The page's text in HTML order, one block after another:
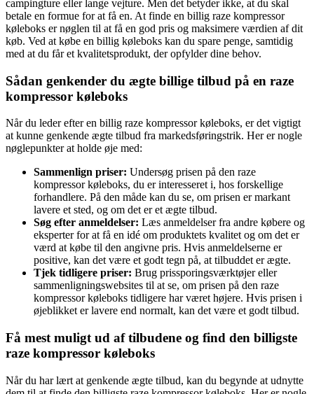
campingture eller lange vejture. Men det betyder ikke, at du skal
betale en formue for at få en. At finde en billig raze kompressor
køleboks er nøglen til at få en god pris og maksimere værdien af dit
køb. Ved at købe en billig køleboks kan du spare penge, samtidig
med at du får et kvalitetsprodukt, der opfylder dine behov.
Sådan genkender du ægte billige tilbud på en raze
kompressor køleboks
Når du leder efter en billig raze kompressor køleboks, er det vigtigt
at kunne genkende ægte tilbud fra markedsføringstrik. Her er nogle
nøglepunkter at holde øje med:
Sammenlign priser: Undersøg prisen på den raze
kompressor køleboks, du er interesseret i, hos forskellige
forhandlere. På den måde kan du se, om prisen er markant
lavere et sted, og om det er et ægte tilbud.
Søg efter anmeldelser: Læs anmeldelser fra andre købere og
eksperter for at få en idé om produktets kvalitet og om det er
værd at købe til den angivne pris. Hvis anmeldelserne er
positive, kan det være et godt tegn på, at tilbuddet er ægte.
Tjek tidligere priser: Brug prissporingsværktøjer eller
sammenligningswebsites til at se, om prisen på den raze
kompressor køleboks tidligere har været højere. Hvis prisen i
øjeblikket er lavere end normalt, kan det være et godt tilbud.
Få mest muligt ud af tilbudene og find den billigste
raze kompressor køleboks
Når du har lært at genkende ægte tilbud, kan du begynde at udnytte